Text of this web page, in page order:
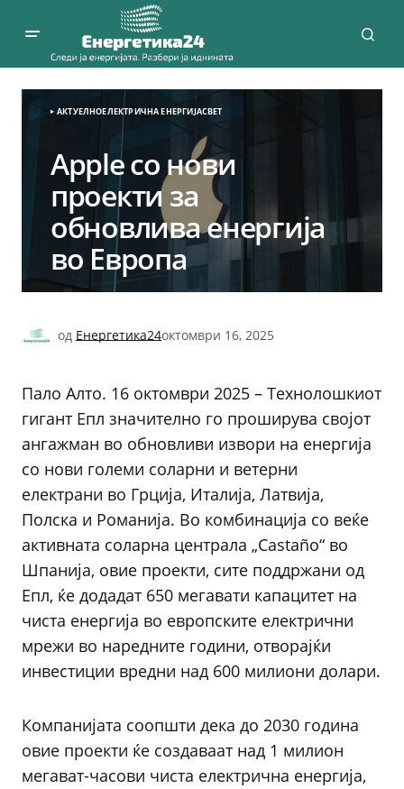
АКТУЕЛНОЕЛЕКТРИЧНА ЕНЕРГИЈАСВЕТ
Apple со нови
проекти за
обновлива енергија
во Европа
од Енергетика24октомври 16, 2025
Пало Алто. 16 октомври 2025 – Технолошкиот
гигант Епл значително го проширува својот
ангажман во обновливи извори на енергија
со нови големи соларни и ветерни
електрани во Грција, Италија, Латвија,
Полска и Романија. Во комбинација со веќе
активната соларна централа „Castaño“ во
Шпанија, овие проекти, сите поддржани од
Епл, ќе додадат 650 мегавати капацитет на
чиста енергија во европските електрични
мрежи во наредните години, отворајќи
инвестиции вредни над 600 милиони долари.
Компанијата соопшти дека до 2030 година
овие проекти ќе создаваат над 1 милион
мегават-часови чиста електрична енергија,